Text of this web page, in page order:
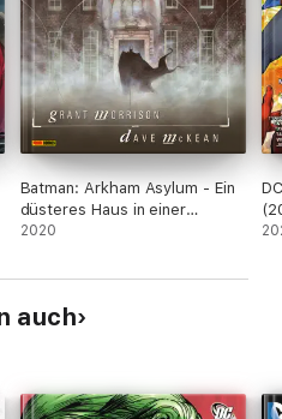
Batman: Arkham Asylum - Ein
düsteres Haus in einer
finsteren Welt
2020
auch